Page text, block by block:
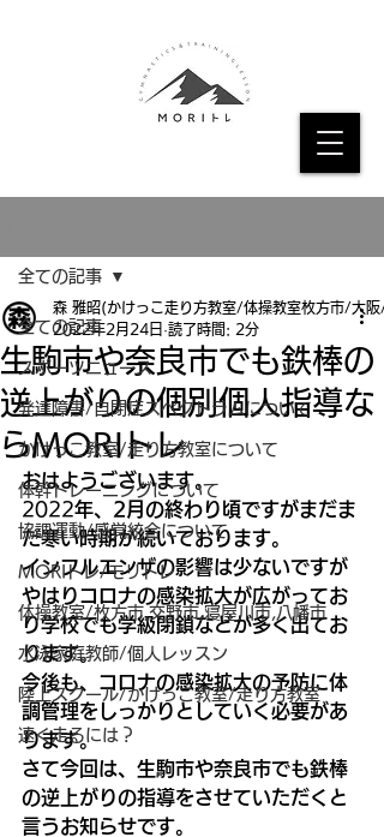
全ての記事
スポーツニュース
発達障害/自閉症スペクトラムについて
かけっこ教室/走り方教室について
体幹トレーニングについて
協調運動/感覚統合について
MORIトレ/モリトレ
体操教室/枚方市,交野市,寝屋川市,八幡市
水泳家庭教師/個人レッスン
陸上スクール/かけっこ教室/走り方教室
速く走るには？
全ての記事
生駒市や奈良市でも鉄棒の
逆上がりの個別個人指導な
らMORIトレ
森 雅昭(かけっこ走り方教室/体操教室枚方市/大阪/
2022年2月24日 読了時間: 2分
おはようございます。
2022年、2月の終わり頃ですがまだま
だ寒い時期が続いております。
インフルエンザの影響は少ないですが
やはりコロナの感染拡大が広がってお
り学校でも学級閉鎖などが多く出てお
ります。
今後も、コロナの感染拡大の予防に体
調管理をしっかりとしていく必要があ
ります。
さて今回は、生駒市や奈良市でも鉄棒
の逆上がりの指導をさせていただくと
言うお知らせです。